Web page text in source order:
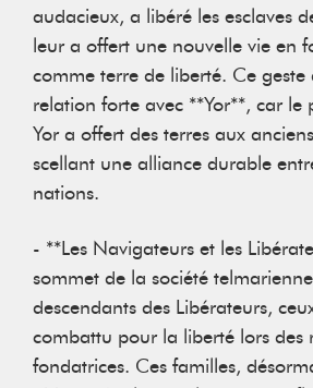
audacieux, a libéré les esclaves
leur a offert une nouvelle vie en
comme terre de liberté. Ce
relation forte avec **Yor**, car le
Yor a offert des terres aux
scellant une alliance durable
nations.
- **Les Navigateurs et les
sommet de la société
descendants des Libérateurs,
combattu pour la liberté lors des
fondatrices. Ces familles,